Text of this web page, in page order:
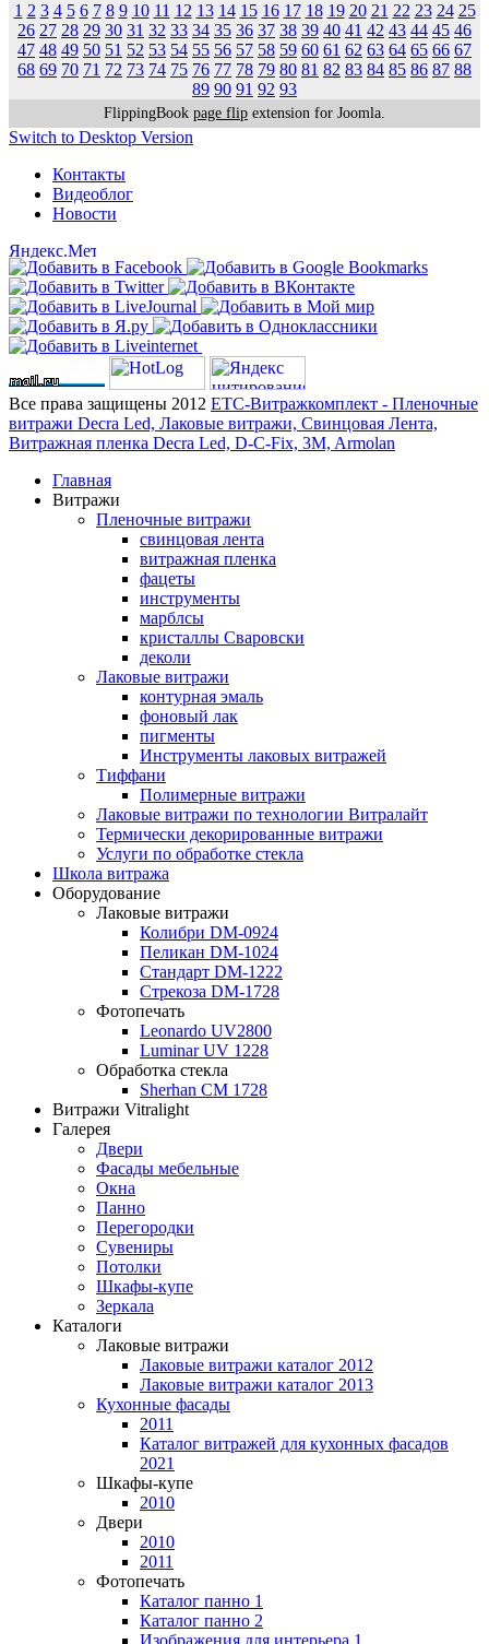
1 2 3 4 5 6 7 8 9 10 11 12 13 14 15 16 17 18 19 20 21 22 23 24 25
26 27 28 29 30 31 32 33 34 35 36 37 38 39 40 41 42 43 44 45 46
47 48 49 50 51 52 53 54 55 56 57 58 59 60 61 62 63 64 65 66 67
68 69 70 71 72 73 74 75 76 77 78 79 80 81 82 83 84 85 86 87 88
89 90 91 92 93
FlippingBook page flip extension for Joomla.
Switch to Desktop Version
Контакты
Видеоблог
Новости
Все права защищены 2012 ЕТС-Витражкомплект - Пленочные
витражи Decra Led, Лаковые витражи, Свинцовая Лента,
Витражная пленка Decra Led, D-C-Fix, 3M, Armolan
Главная
Витражи
Пленочные витражи
свинцовая лента
витражная пленка
фацеты
инструменты
марблсы
кристаллы Сваровски
деколи
Лаковые витражи
контурная эмаль
фоновый лак
пигменты
Инструменты лаковых витражей
Тиффани
Полимерные витражи
Лаковые витражи по технологии Витралайт
Термически декорированные витражи
Услуги по обработке стекла
Школа витража
Оборудование
Лаковые витражи
Колибри DM-0924
Пеликан DM-1024
Стандарт DM-1222
Стрекоза DM-1728
Фотопечать
Leonardo UV2800
Luminar UV 1228
Обработка стекла
Sherhan CM 1728
Витражи Vitralight
Галерея
Двери
Фасады мебельные
Окна
Панно
Перегородки
Сувениры
Потолки
Шкафы-купе
Зеркала
Каталоги
Лаковые витражи
Лаковые витражи каталог 2012
Лаковые витражи каталог 2013
Кухонные фасады
2011
Каталог витражей для кухонных фасадов
2021
Шкафы-купе
2010
Двери
2010
2011
Фотопечать
Каталог панно 1
Каталог панно 2